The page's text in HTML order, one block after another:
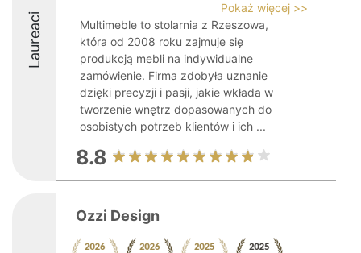
Laureaci
Pokaż więcej >>
Multimeble to stolarnia z Rzeszowa,
która od 2008 roku zajmuje się
produkcją mebli na indywidualne
zamówienie. Firma zdobyła uznanie
dzięki precyzji i pasji, jakie wkłada w
tworzenie wnętrz dopasowanych do
osobistych potrzeb klientów i ich ...
8.8
Ozzi Design